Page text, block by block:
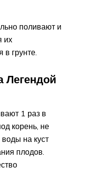
поливают и
их
в грунте.
Легендой
1 раз в
корень, не
на куст
плодов.